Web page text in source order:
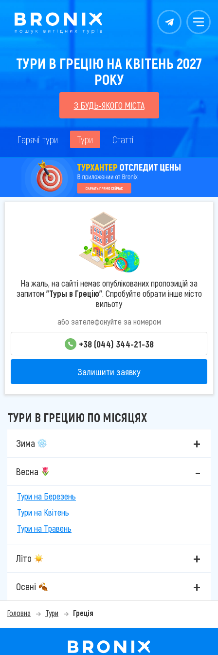
Контакты Меню
ТУРИ В ГРЕЦІЮ НА КВІТЕНЬ 2027
РОКУ
З БУДЬ-ЯКОГО МІСТА
Гарячі тури Тури Статті
На жаль, на сайті немає опублікованих пропозицій за
запитом "Туры в Грецію". Спробуйте обрати інше місто
вильоту
або зателефонуйте за номером
+38 (044) 344-21-38
Залишити заявку
ТУРИ В ГРЕЦИЮ ПО МІСЯЦЯХ
Зима
Весна
Тури на Березень
Тури на Квітень
Тури на Травень
Літо
Осені
Головна Тури Греція